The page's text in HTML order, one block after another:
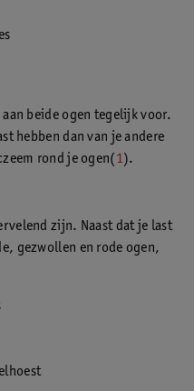
beide ogen tegelijk voor.
hebben dan van je andere
rond je ogen(1).
zijn. Naast dat je last
gezwollen en rode ogen,